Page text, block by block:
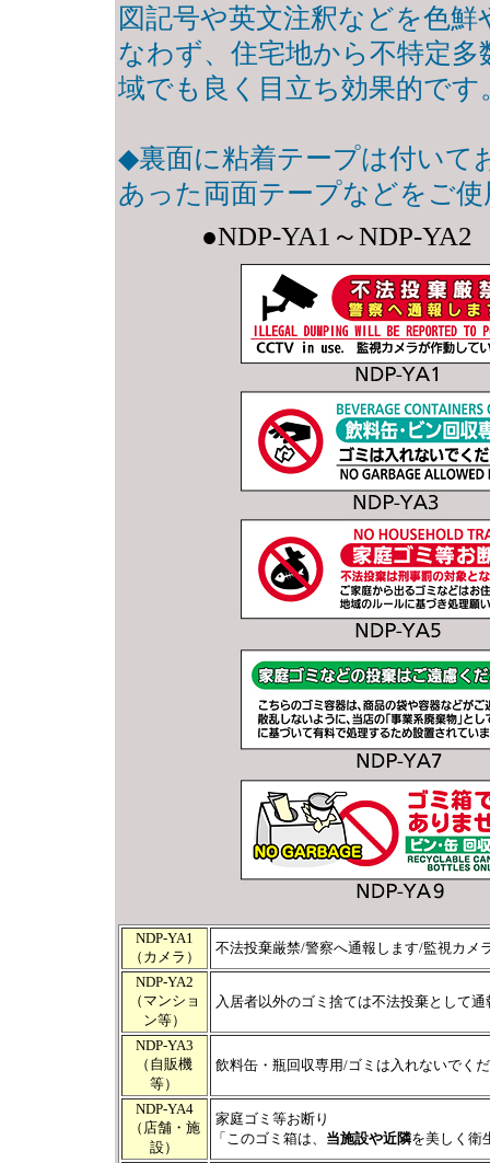
図記号や英文注釈などを色
なわず、住宅地から不特定
域でも良く目立ち効果的です
◆裏面に粘着テープは付いて
あった両面テープなどをご
●NDP-YA1～NDP-
NDP-YA1
（カメラ）
不法投棄厳禁/警察へ通報します/監視カメ
NDP-YA2
（マンショ
ン等）
入居者以外のゴミ捨ては不法投棄として通
NDP-YA3
（自販機
等）
飲料缶・瓶回収専用/ゴミは入れないでく
NDP-YA4
（店舗・施
設）
家庭ゴミ等お断り
「このゴミ箱は、 当施設や近隣を美しく衛